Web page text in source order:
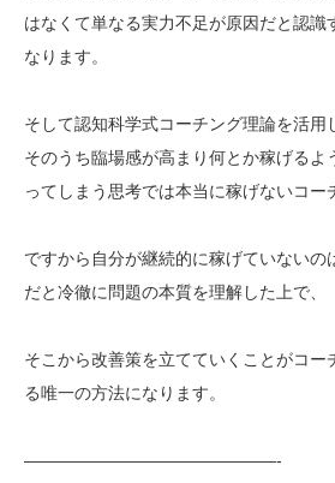
はなくて単なる実力不足が原因だと認識
なります。
そして認知科学式コーチング理論を活用
そのうち臨場感が高まり何とか稼げるよ
ってしまう思考では本当に稼げないコー
ですから自分が継続的に稼げていないの
だと冷徹に問題の本質を理解した上で、
そこから改善策を立てていくことがコー
る唯一の方法になります。
———————————————-